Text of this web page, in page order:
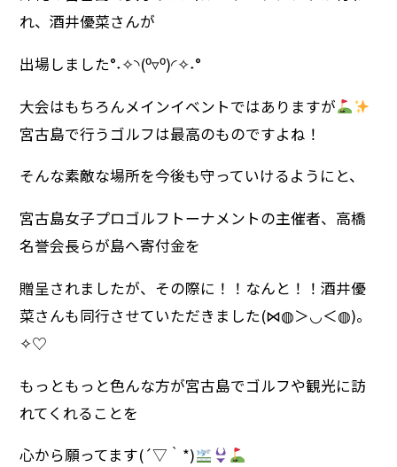
れ、酒井優菜さんが
出場しました°˖✧◝(⁰▿⁰)◜✧˖°
大会はもちろんメインイベントではありますが
宮古島で行うゴルフは最高のものですよね！
そんな素敵な場所を今後も守っていけるようにと、
宮古島女子プロゴルフトーナメントの主催者、高橋
名誉会長らが島へ寄付金を
贈呈されましたが、その際に！！なんと！！酒井優
菜さんも同行させていただきました(⋈◍＞◡＜◍)。
✧♡
もっともっと色んな方が宮古島でゴルフや観光に訪
れてくれることを
心から願ってます(´▽｀*)